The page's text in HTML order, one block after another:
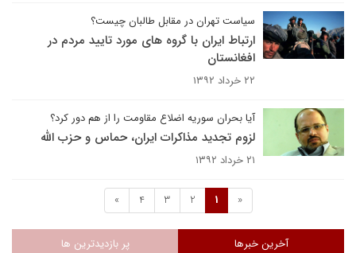
سیاست تهران در مقابل طالبان چیست؟
ارتباط ایران با گروه های مورد تایید مردم در
افغانستان
۲۲ خرداد ۱۳۹۲
آیا بحران سوریه اضلاع مقاومت را از هم دور کرد؟
لزوم تجدید مذاکرات ایران، حماس و حزب الله
۲۱ خرداد ۱۳۹۲
«
1
2
3
4
»
آخرین خبرها پر بازدیدترین ها